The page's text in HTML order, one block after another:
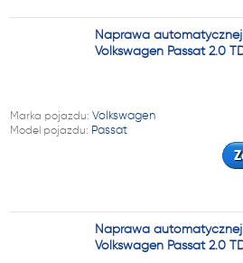
Naprawa
Volkswagen Passat 2.0
Marka pojazdu: Volkswagen
Model pojazdu: Passat
Naprawa
Volkswagen Passat 2.0